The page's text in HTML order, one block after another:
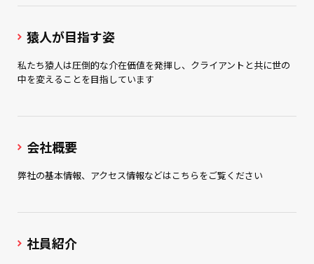
猿人が目指す姿
私たち猿人は圧倒的な介在価値を発揮し、クライアントと共に世の
中を変えることを目指しています
会社概要
弊社の基本情報、アクセス情報などはこちらをご覧ください
社員紹介